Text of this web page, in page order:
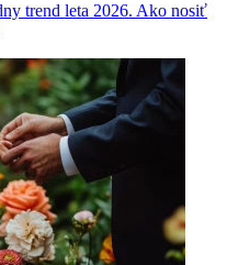
trend leta 2026. Ako nosiť